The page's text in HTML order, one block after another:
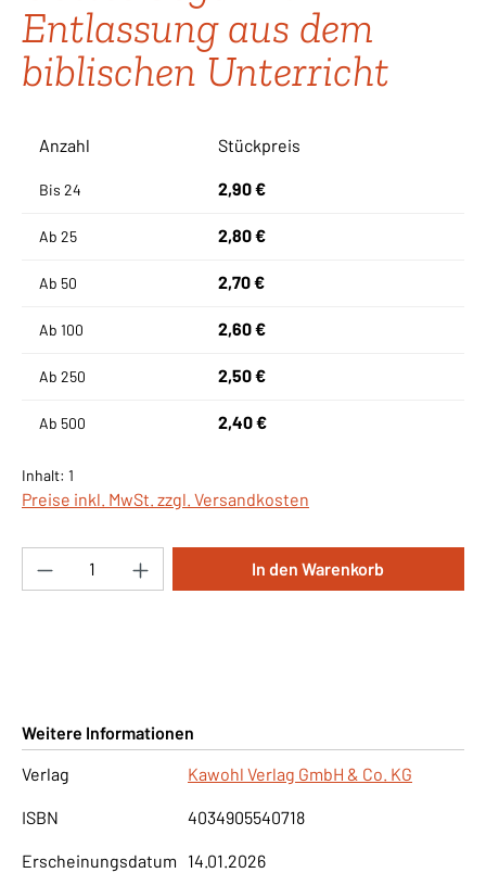
Entlassung aus dem
biblischen Unterricht
Anzahl Stückpreis
Bis 24 2,90 €
Ab 25 2,80 €
Ab 50 2,70 €
Ab 100 2,60 €
Ab 250 2,50 €
Ab 500 2,40 €
Inhalt: 1
Preise inkl. MwSt. zzgl. Versandkosten
Produkt Anzahl: Gib den gewünschten
In den Warenkorb
Weitere Informationen
Verlag
Kawohl Verlag GmbH & Co. KG
ISBN 4034905540718
Erscheinungsdatum 14.01.2026